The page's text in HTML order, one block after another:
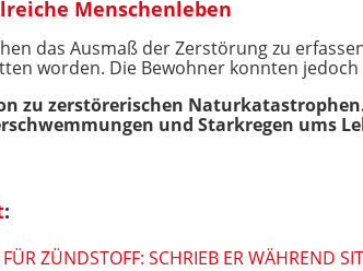
Menschenleben
das Ausmaß der Zerstörung zu
worden. Die Bewohner konnten
zu zerstörerischen
und Starkregen ums
:
ZÜNDSTOFF: SCHRIEB ER WÄHREND